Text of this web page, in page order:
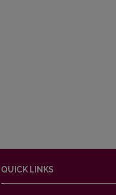
QUICK LINKS